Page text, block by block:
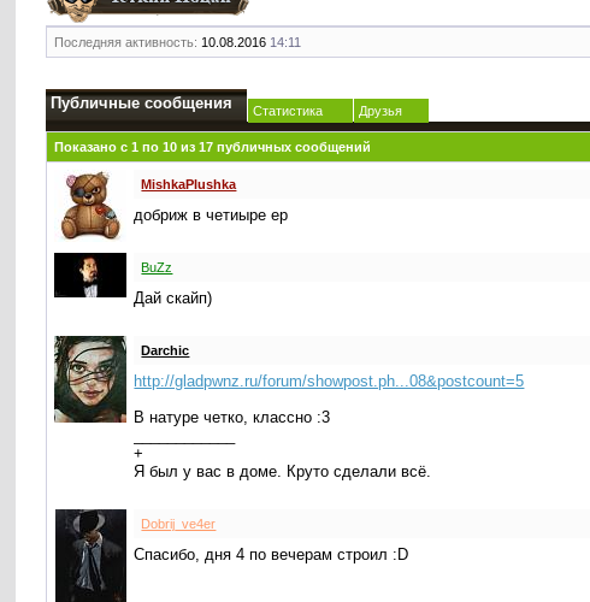
Последняя активность: 10.08.2016 14:11
Публичные сообщения Статистика Друзья
Показано с 1 по10 из17 публичных сообщений
MishkaPlushka
добриж в четиыре ер
BuZz
Дай скайп)
Darchic
http://gladpwnz.ru/forum/showpost.ph...08&postcount=5
В натуре четко, классно :3
+
Я был у вас в доме. Круто сделали всё.
Dobrij_ve4er
Спасибо, дня 4 по вечерам строил :D